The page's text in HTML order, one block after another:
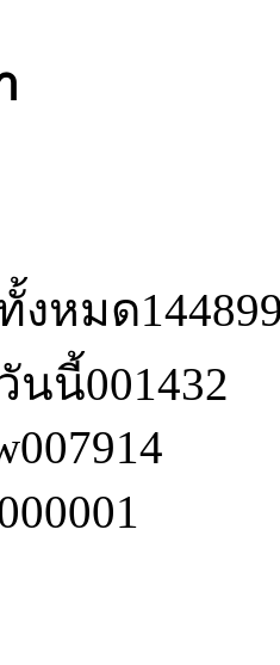
งหมด
นนี้001432
007914